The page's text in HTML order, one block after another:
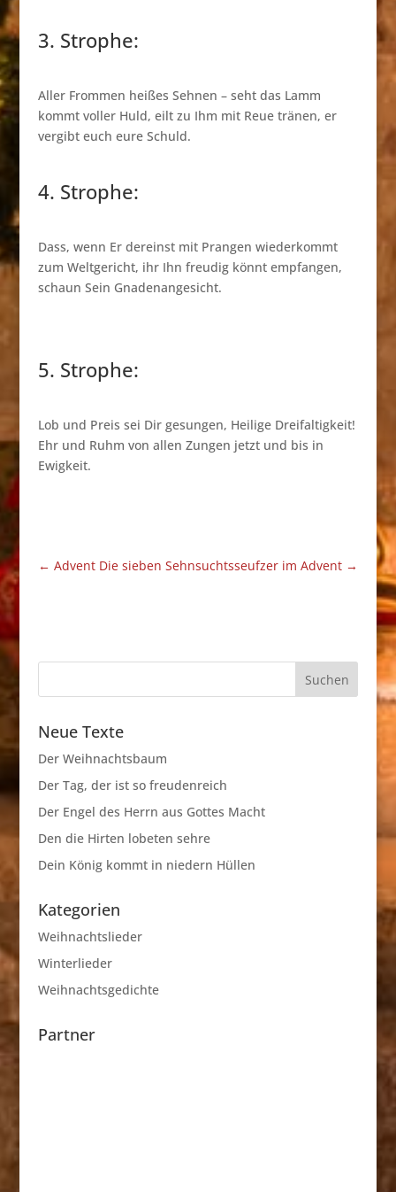
3. Strophe:
Aller Frommen heißes Sehnen – seht das Lamm
kommt voller Huld, eilt zu Ihm mit Reue tränen, er
vergibt euch eure Schuld.
4. Strophe:
Dass, wenn Er dereinst mit Prangen wiederkommt
zum Weltgericht, ihr Ihn freudig könnt empfangen,
schaun Sein Gnadenangesicht.
5. Strophe:
Lob und Preis sei Dir gesungen, Heilige Dreifaltigkeit!
Ehr und Ruhm von allen Zungen jetzt und bis in
Ewigkeit.
← Advent Die sieben Sehnsuchtsseufzer im Advent →
Neue Texte
Der Weihnachtsbaum
Der Tag, der ist so freudenreich
Der Engel des Herrn aus Gottes Macht
Den die Hirten lobeten sehre
Dein König kommt in niedern Hüllen
Kategorien
Weihnachtslieder
Winterlieder
Weihnachtsgedichte
Partner